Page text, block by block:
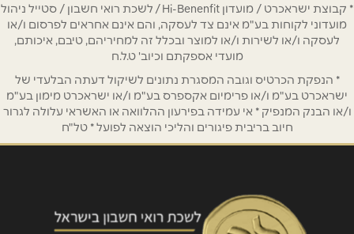
טלפון
נושא*
אנא חזרו אלי בקשר ל...
* קבוצת ישראכרט / מועדון Hi-Benenfit / לשכת רואי חשבון / סטייל ניהול
מועדוני לקוחות בע"מ אינם צד לעסקה, והם אינם אחראים לפרסום ו/או
לעסקה ו/או לשירות ו/או למוצר ובכלל זה למחיריהם, טיבם, איכותם,
מועדי אספקתם וכיוב' ט.ל.ח
* הנפקת הכרטיס וגובה המסגרת נתונים לשיקול דעתה הבלעדי של
ישראכרט בע"מ ו/או פרימיום אקספרס בע"מ ו/או ישראכרט מימון בע"מ
ו/או הבנק המנפיק * אי עמידה בפירעון ההלוואה או האשראי עלולה לגרור
חיוב בריבית פיגורים והליכי הוצאה לפועל * טל"ח